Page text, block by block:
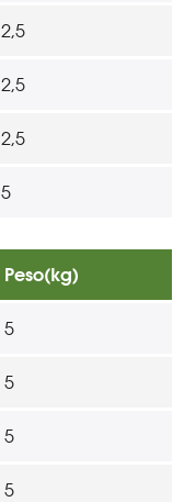
2,5
2,5
2,5
5
Peso(kg)
5
5
5
5